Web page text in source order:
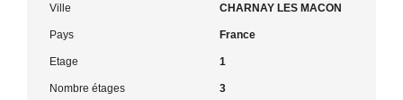
Ville CHARNAY LES MACON
Pays France
Etage 1
Nombre étages 3